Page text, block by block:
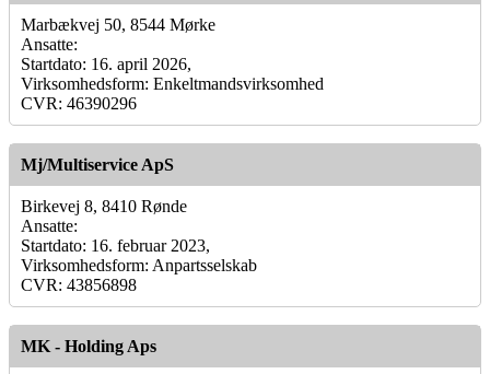
Marbækvej 50, 8544 Mørke
Ansatte:
Startdato: 16. april 2026,
Virksomhedsform: Enkeltmandsvirksomhed
CVR: 46390296
Mj/Multiservice ApS
Birkevej 8, 8410 Rønde
Ansatte:
Startdato: 16. februar 2023,
Virksomhedsform: Anpartsselskab
CVR: 43856898
MK - Holding Aps